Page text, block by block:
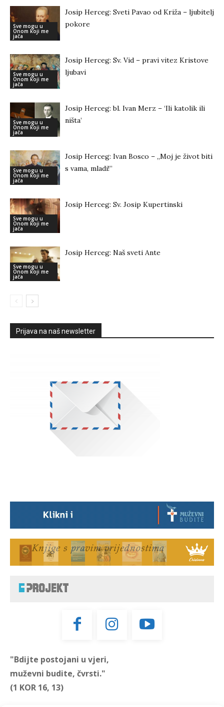
Sve mogu u
Onom koji me
jača
Josip Herceg: Sveti Pavao od Križa – ljubitelj
pokore
Sve mogu u
Onom koji me
jača
Josip Herceg: Sv. Vid – pravi vitez Kristove
ljubavi
Sve mogu u
Onom koji me
jača
Josip Herceg: bl. Ivan Merz – ‘Ili katolik ili
ništa’
Sve mogu u
Onom koji me
jača
Josip Herceg: Ivan Bosco – ,,Moj je život biti
s vama, mladi!’’
Sve mogu u
Onom koji me
jača
Josip Herceg: Sv. Josip Kupertinski
Sve mogu u
Onom koji me
jača
Josip Herceg: Naš sveti Ante
Prijava na naš newsletter
"Bdijte postojani u vjeri,
muževni budite, čvrsti."
(1 KOR 16, 13)